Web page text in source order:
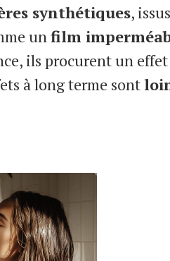
synthétiques,
unfilm
ils procurent un effet
à long terme sont